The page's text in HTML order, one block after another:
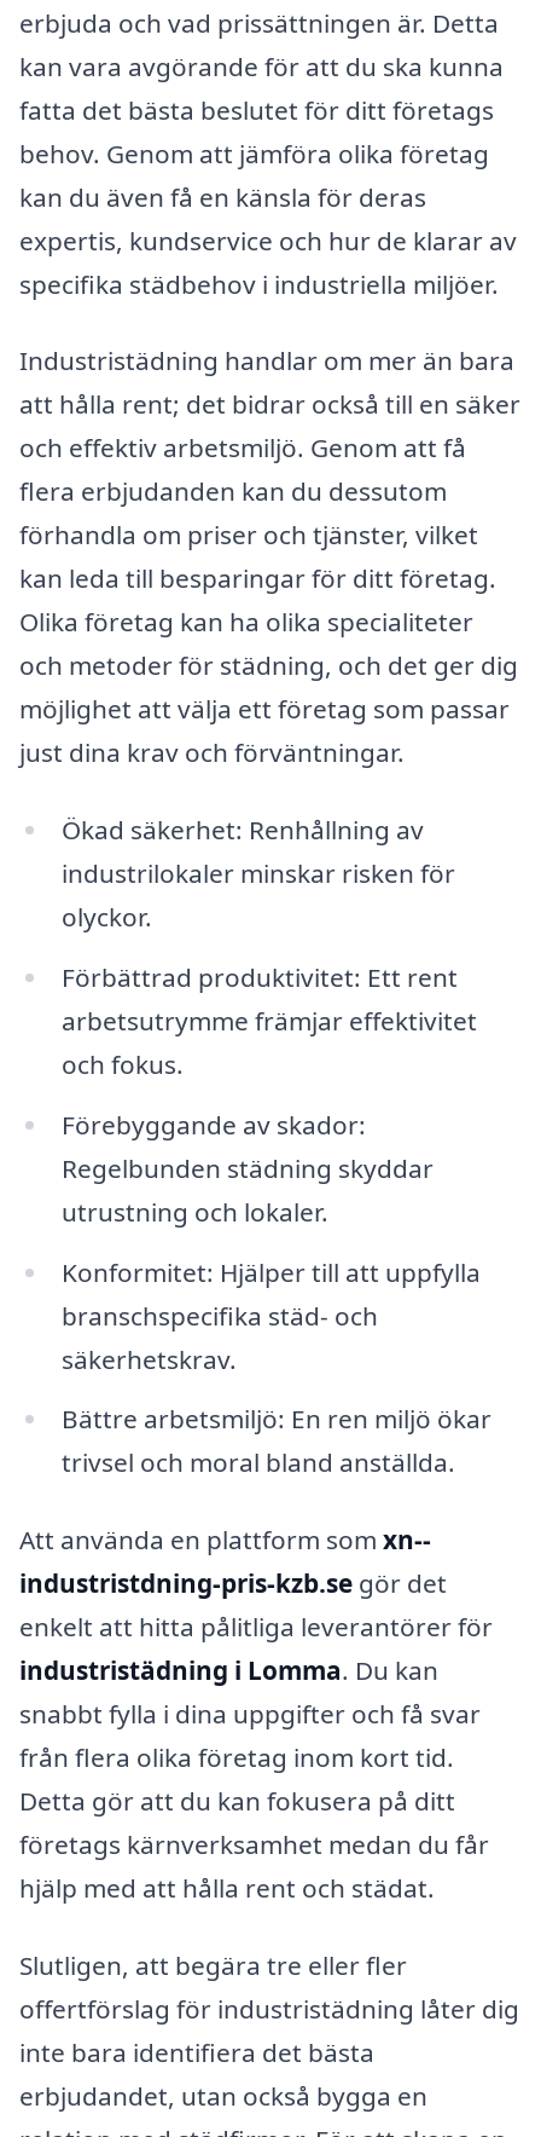
erbjuda och vad prissättningen är. Detta
kan vara avgörande för att du ska kunna
fatta det bästa beslutet för ditt företags
behov. Genom att jämföra olika företag
kan du även få en känsla för deras
expertis, kundservice och hur de klarar av
specifika städbehov i industriella miljöer.
Industristädning handlar om mer än bara
att hålla rent; det bidrar också till en säker
och effektiv arbetsmiljö. Genom att få
flera erbjudanden kan du dessutom
förhandla om priser och tjänster, vilket
kan leda till besparingar för ditt företag.
Olika företag kan ha olika specialiteter
och metoder för städning, och det ger dig
möjlighet att välja ett företag som passar
just dina krav och förväntningar.
Ökad säkerhet: Renhållning av
industrilokaler minskar risken för
olyckor.
Förbättrad produktivitet: Ett rent
arbetsutrymme främjar effektivitet
och fokus.
Förebyggande av skador:
Regelbunden städning skyddar
utrustning och lokaler.
Konformitet: Hjälper till att uppfylla
branschspecifika städ- och
säkerhetskrav.
Bättre arbetsmiljö: En ren miljö ökar
trivsel och moral bland anställda.
Att använda en plattform som xn--
industristdning-pris-kzb.se gör det
enkelt att hitta pålitliga leverantörer för
industristädning i Lomma. Du kan
snabbt fylla i dina uppgifter och få svar
från flera olika företag inom kort tid.
Detta gör att du kan fokusera på ditt
företags kärnverksamhet medan du får
hjälp med att hålla rent och städat.
Slutligen, att begära tre eller fler
offertförslag för industristädning låter dig
inte bara identifiera det bästa
erbjudandet, utan också bygga en